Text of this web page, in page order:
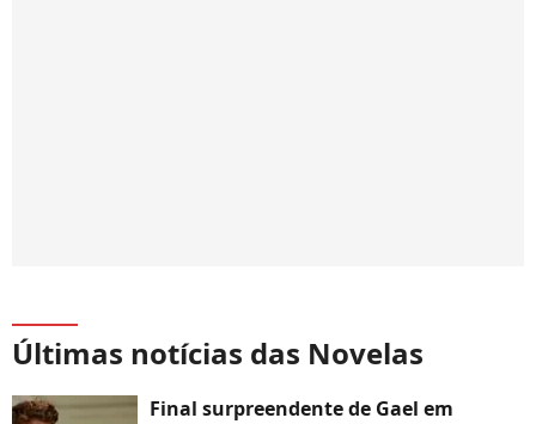
Últimas notícias das Novelas
Final surpreendente de Gael em